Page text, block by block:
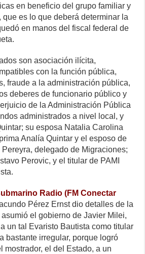
en beneficio del grupo familiar y
que es lo que deberá determinar la
en manos del fiscal federal de
son asociación ilícita,
con la función pública,
fraude a la administración pública,
deberes de funcionario público y
de la Administración Pública
administrados a nivel local, y
su esposa Natalia Carolina
Analía Quintar y el esposo de
delegado de Migraciones;
Perovic, y el titular de PAMI
Radio (FM Conectar
Pérez Ernst dio detalles de la
el gobierno de Javier Milei,
un tal Evaristo Bautista como titular
bastante irregular, porque logró
mostrador, el del Estado, a un